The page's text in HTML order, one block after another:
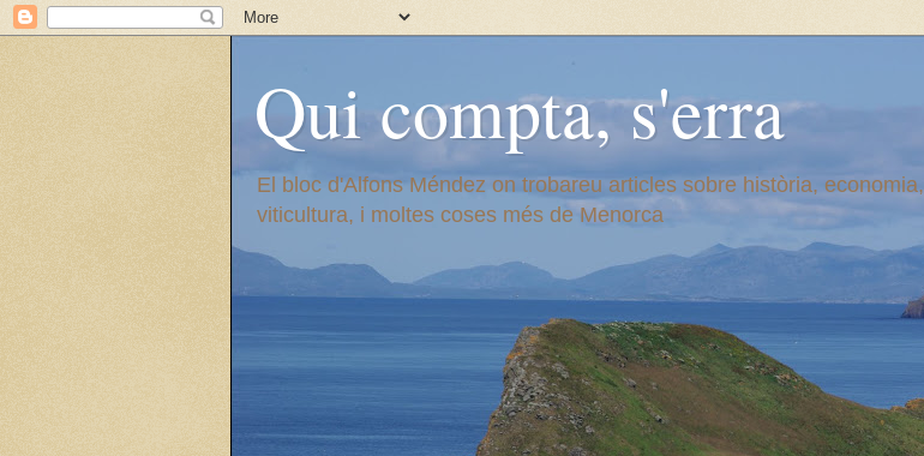
Qui compta, s'erra
El bloc d'Alfons Méndez on trobareu articles sobre història, economia,
viticultura, i moltes coses més de Menorca